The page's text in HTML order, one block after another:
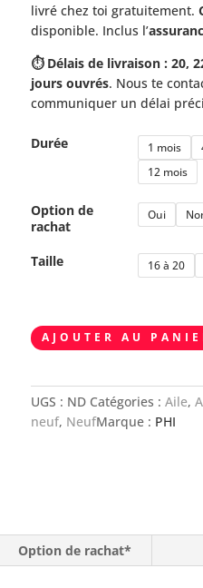
livré chez toi gratuitement.
disponible. Inclus l’
⏱️ Délais de livraison : 20,
jours ouvrés. Nous te
communiquer un délai
Durée 1 mois
12 mois
Option de
rachat
Oui
Taille 16 à 20
quantité
de
VIOLA
AJOUTER AU
UGS : ND Catégories : Aile,
neuf, NeufMarque : PHI
Option de rachat*